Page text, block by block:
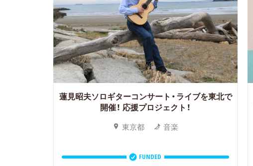
蓮見昭夫ソロギターコンサート・ライブを東北で
開催！ 応援プロジェクト！
東京都 音楽
FUNDED